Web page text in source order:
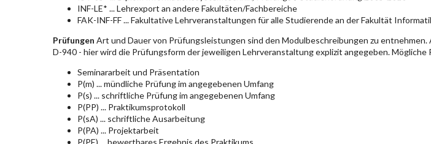
INF-LE* ... Lehrexport an andere Fakultäten/Fachbereiche
FAK-INF-FF ... Fakultative Lehrveranstaltungen für alle Studierende an der Fakultät
Prüfungen Art und Dauer von Prüfungsleistungen sind den Modulbeschreibungen zu
D-940 - hier wird die Prüfungsform der jeweiligen Lehrveranstaltung explizit angegeben. Mögliche
Seminararbeit und Präsentation
P(m) ... mündliche Prüfung im angegebenen Umfang
P(s) ... schriftliche Prüfung im angegebenen Umfang
P(PP) ... Praktikumsprotokoll
P(sA) ... schriftliche Ausarbeitung
P(PA) ... Projektarbeit
P(PE) ... bewertbares Ergebnis des Praktikums